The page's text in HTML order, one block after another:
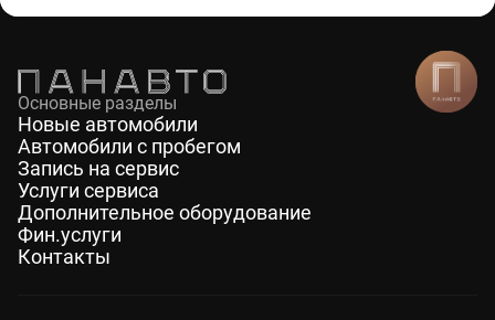
Основные разделы
Новые автомобили
Автомобили с пробегом
Запись на сервис
Услуги сервиса
Дополнительное оборудование
Фин.услуги
Контакты